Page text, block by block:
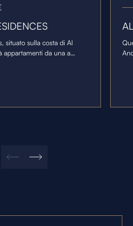
situato sulla costa di Al
appartamenti da una a